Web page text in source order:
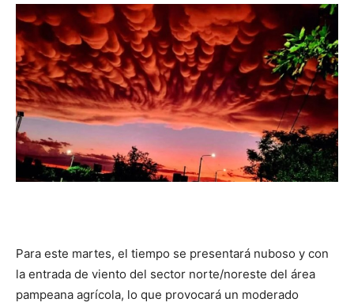
::
La
Para este martes, el tiempo se presentará nuboso y con
la entrada de viento del sector norte/noreste del área
pampeana agrícola, lo que provocará un moderado